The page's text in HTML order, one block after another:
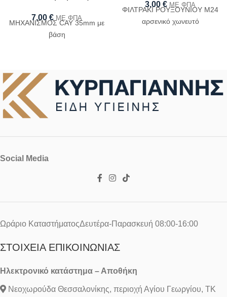
7,00 € ΜΕ ΦΠΑ
ΜΗΧΑΝΙΣΜΟΣ CAY 35mm με
βάση
3,00 € ΜΕ ΦΠΑ
ΦΙΛΤΡΑΚΙ ΡΟΥΞΟΥΝΙΟΥ Μ24
αρσενικό χωνευτό
Social Media
Ωράριο ΚαταστήματοςΔευτέρα-Παρασκευή 08:00-16:00
ΣΤΟΙΧΕΊΑ ΕΠΙΚΟΙΝΩΝΊΑΣ
Ηλεκτρονικό κατάστημα – Αποθήκη
Νεοχωρούδα Θεσσαλονίκης, περιοχή Αγίου Γεωργίου, ΤΚ